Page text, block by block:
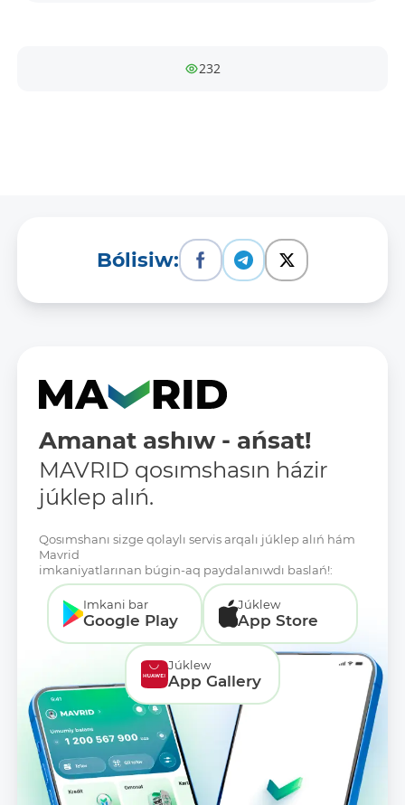
232
Bólisiw:
Amanat ashıw - ańsat!
MAVRID qosımshasın házir
júklep alıń.
Qosımshanı sizge qolaylı servis arqalı júklep alıń hám
Mavrid
imkaniyatlarınan búgin-aq paydalanıwdı baslań!:
Imkani bar
Google Play
Júklew
App Store
Júklew
App Gallery